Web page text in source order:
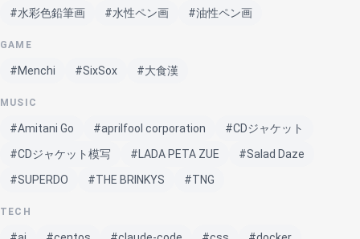
#水彩色鉛筆画
#水性ペン画 #油性ペン画
GAME
#Menchi #SixSox #大食漢
MUSIC
#Amitani Go #aprilfool corporation
#CDジャケット
#CDジャケット模写
#LADA PETA ZUE
#Salad Daze
#SUPERDO
#THE BRINKYS #TNG
TECH